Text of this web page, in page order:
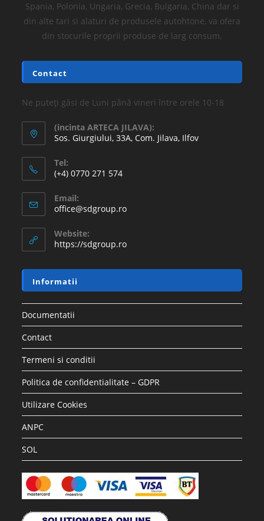
Spania, Polonia, Ungaria, Grecia, Bulgaria, China dar si
din alte tari si alaturi de produsele autohtone, va ofera
din stocurile proprii produse de larg consum.
Contact
Ne puteți găsi de Luni până vineri între orele 10-18
(incinta ARTECA JILAVA):
Sos. Giurgiului, 33A, Com. Jilava, Ilfov
Tel:
(+4) 0770 271 574
Email:
office@sdgroup.ro
Website:
https://sdgroup.ro
Informatii
Documentatii
Contact
Termeni si conditii
Politica de confidentialitate – GDPR
Utilizare Cookies
ANPC
SOL